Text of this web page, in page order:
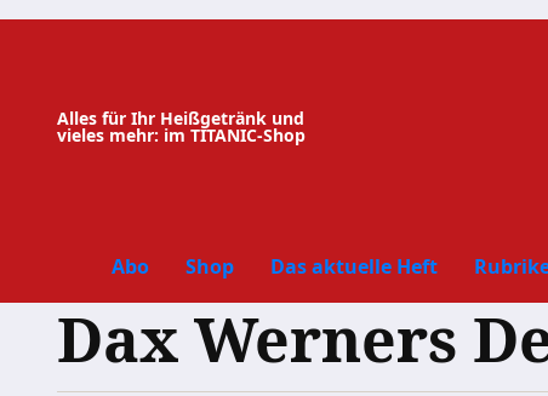
Zum
Alles für Ihr Heißgetränk und
vieles mehr: im TITANIC-Shop
Abo Shop Das aktuelle Heft
Dax Werners